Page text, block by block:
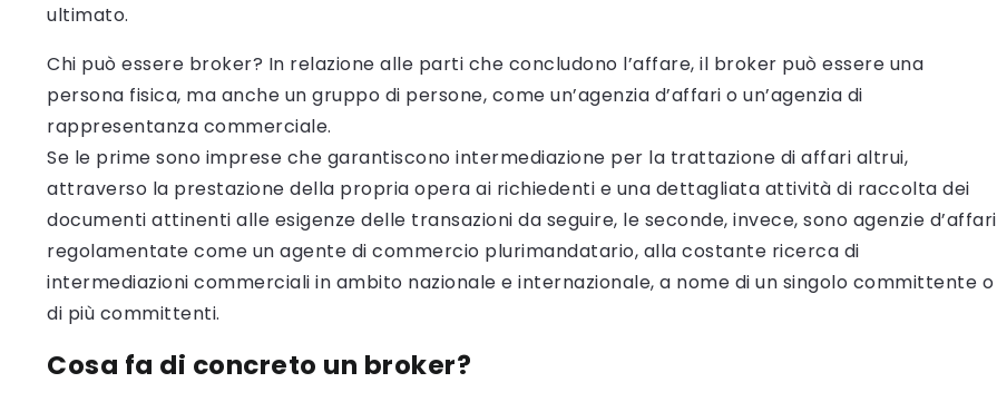
ultimato.
Chi può essere broker? In relazione alle parti che concludono l’affare, il broker può essere una
persona fisica, ma anche un gruppo di persone, come un’agenzia d’affari o un’agenzia di
rappresentanza commerciale.
Se le prime sono imprese che garantiscono intermediazione per la trattazione di affari altrui,
attraverso la prestazione della propria opera ai richiedenti e una dettagliata attività di raccolta dei
documenti attinenti alle esigenze delle transazioni da seguire, le seconde, invece, sono agenzie d’affari
regolamentate come un agente di commercio plurimandatario, alla costante ricerca di
intermediazioni commerciali in ambito nazionale e internazionale, a nome di un singolo committente o
di più committenti.
Cosa fa di concreto un broker?